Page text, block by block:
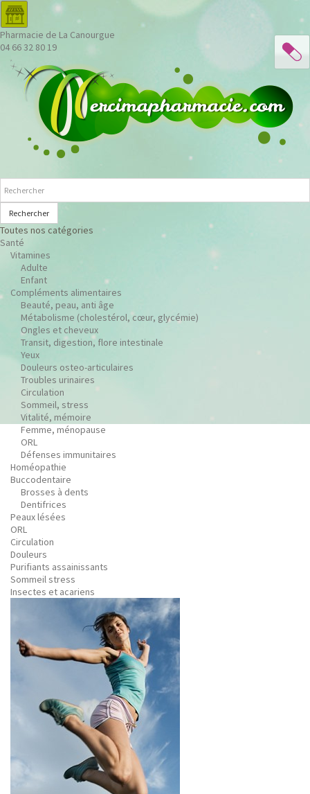
Pharmacie de La Canourgue
04 66 32 80 19
Rechercher
Toutes nos catégories
Santé
Vitamines
Adulte
Enfant
Compléments alimentaires
Beauté, peau, anti âge
Métabolisme (cholestérol, cœur, glycémie)
Ongles et cheveux
Transit, digestion, flore intestinale
Yeux
Douleurs osteo-articulaires
Troubles urinaires
Circulation
Sommeil, stress
Vitalité, mémoire
Femme, ménopause
ORL
Défenses immunitaires
Homéopathie
Buccodentaire
Brosses à dents
Dentifrices
Peaux lésées
ORL
Circulation
Douleurs
Purifiants assainissants
Sommeil stress
Insectes et acariens